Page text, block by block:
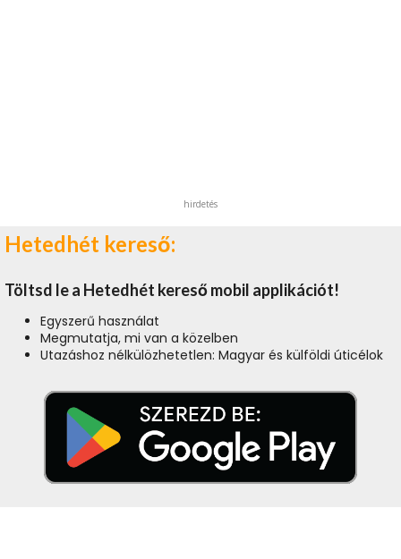
hirdetés
Hetedhét kereső:
Töltsd le a Hetedhét kereső mobil applikációt!
Egyszerű használat
Megmutatja, mi van a közelben
Utazáshoz nélkülözhetetlen: Magyar és külföldi úticélok